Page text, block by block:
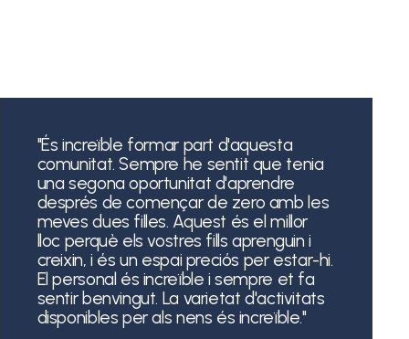
"És increïble formar part d'aquesta
comunitat. Sempre he sentit que tenia
una segona oportunitat d'aprendre
després de començar de zero amb les
meves dues filles. Aquest és el millor
lloc perquè els vostres fills aprenguin i
creixin, i és un espai preciós per estar-hi.
El personal és increïble i sempre et fa
sentir benvingut. La varietat d'activitats
disponibles per als nens és increïble."